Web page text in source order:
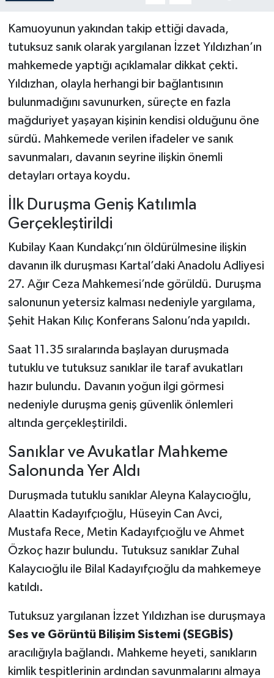
Kamuoyunun yakından takip ettiği davada,
tutuksuz sanık olarak yargılanan İzzet Yıldızhan’ın
mahkemede yaptığı açıklamalar dikkat çekti.
Yıldızhan, olayla herhangi bir bağlantısının
bulunmadığını savunurken, süreçte en fazla
mağduriyet yaşayan kişinin kendisi olduğunu öne
sürdü. Mahkemede verilen ifadeler ve sanık
savunmaları, davanın seyrine ilişkin önemli
detayları ortaya koydu.
İlk Duruşma Geniş Katılımla
Gerçekleştirildi
Kubilay Kaan Kundakçı’nın öldürülmesine ilişkin
davanın ilk duruşması Kartal’daki Anadolu Adliyesi
27. Ağır Ceza Mahkemesi’nde görüldü. Duruşma
salonunun yetersiz kalması nedeniyle yargılama,
Şehit Hakan Kılıç Konferans Salonu’nda yapıldı.
Saat 11.35 sıralarında başlayan duruşmada
tutuklu ve tutuksuz sanıklar ile taraf avukatları
hazır bulundu. Davanın yoğun ilgi görmesi
nedeniyle duruşma geniş güvenlik önlemleri
altında gerçekleştirildi.
Sanıklar ve Avukatlar Mahkeme
Salonunda Yer Aldı
Duruşmada tutuklu sanıklar Aleyna Kalaycıoğlu,
Alaattin Kadayıfçıoğlu, Hüseyin Can Avci,
Mustafa Rece, Metin Kadayıfçıoğlu ve Ahmet
Özkoç hazır bulundu. Tutuksuz sanıklar Zuhal
Kalaycıoğlu ile Bilal Kadayıfçıoğlu da mahkemeye
katıldı.
Tutuksuz yargılanan İzzet Yıldızhan ise duruşmaya
Ses ve Görüntü Bilişim Sistemi (SEGBİS)
aracılığıyla bağlandı. Mahkeme heyeti, sanıkların
kimlik tespitlerinin ardından savunmalarını almaya